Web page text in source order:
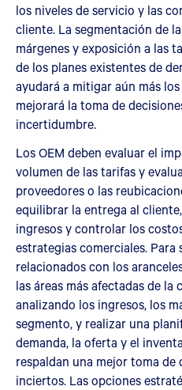
los niveles de servicio y las
cliente. La segmentación de
márgenes y exposición a las
de los planes existentes de
ayudará a mitigar aún más
mejorará la toma de
incertidumbre.
Los OEM deben evaluar el
volumen de las tarifas y
proveedores o las
equilibrar la entrega al
ingresos y controlar los
estrategias comerciales. Para
relacionados con los
las áreas más afectadas de
analizando los ingresos, los
segmento, y realizar una
demanda, la oferta y el
respaldan una mejor toma de
inciertos. Las opciones